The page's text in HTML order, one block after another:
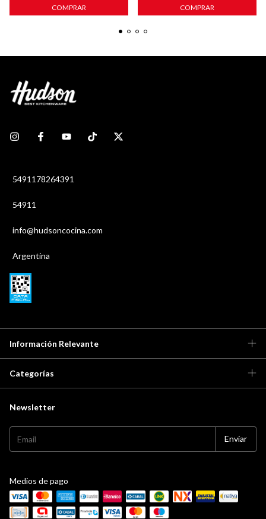
COMPRAR COMPRAR
5491178264391
54911
info@hudsoncocina.com
Argentina
Información Relevante
Categorías
Newsletter
Medios de pago